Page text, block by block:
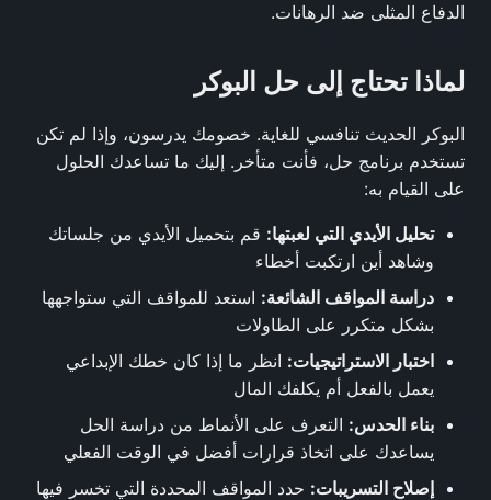
الدفاع المثلى ضد الرهانات.
لماذا تحتاج إلى حل البوكر
البوكر الحديث تنافسي للغاية. خصومك يدرسون، وإذا لم تكن
تستخدم برنامج حل، فأنت متأخر. إليك ما تساعدك الحلول
على القيام به:
تحليل الأيدي التي لعبتها: قم بتحميل الأيدي من جلساتك
وشاهد أين ارتكبت أخطاء
دراسة المواقف الشائعة: استعد للمواقف التي ستواجهها
بشكل متكرر على الطاولات
اختبار الاستراتيجيات: انظر ما إذا كان خطك الإبداعي
يعمل بالفعل أم يكلفك المال
بناء الحدس: التعرف على الأنماط من دراسة الحل
يساعدك على اتخاذ قرارات أفضل في الوقت الفعلي
إصلاح التسريبات: حدد المواقف المحددة التي تخسر فيها